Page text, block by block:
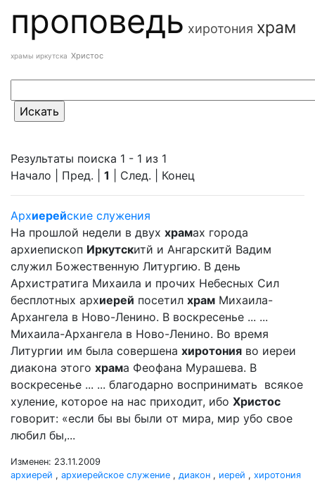
проповедь хиротония храм
храмы иркутска Христос
Результаты поиска 1 - 1 из 1
Начало | Пред. | 1 | След. | Конец
Архиерейские служения
На прошлой недели в двух храмах города
архиепископ Иркутскитй и Ангарскитй Вадим
служил Божественную Литургию. В день
Архистратига Михаила и прочих Небесных Сил
бесплотных архиерей посетил храм Михаила-
Архангела в Ново-Ленино. В воскресенье ... ...
Михаила-Архангела в Ново-Ленино. Во время
Литургии им была совершена хиротония во иереи
диакона этого храма Феофана Мурашева. В
воскресенье ... ... благодарно воспринимать всякое
хуление, которое на нас приходит, ибо Христос
говорит: «если бы вы были от мира, мир убо свое
любил бы,...
Изменен: 23.11.2009
архиерей , архиерейское служение , диакон , иерей , хиротония